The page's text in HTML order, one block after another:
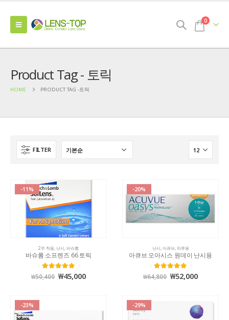
0
Product Tag - 토릭
HOME PRODUCT TAG -토릭
FILTER
-11%
2주 착용 난시 바슈롬
바슈롬 소프렌즈 66 토릭
5.00 out of 5
₩50,400 ₩45,000
-20%
난시 아큐브 하루용
아큐브 오아시스 원데이 난시용
5.00 out of 5
₩64,800 ₩52,000
-23% -29%